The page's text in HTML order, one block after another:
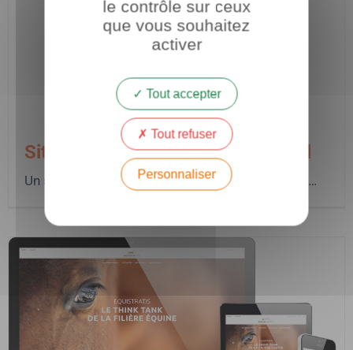
Site institutionnel Victoria Conseil
Un site web à l’image des valeurs de l’entreprise…
le contrôle sur ceux
que vous souhaitez
activer
Tout accepter
Tout refuser
Personnaliser